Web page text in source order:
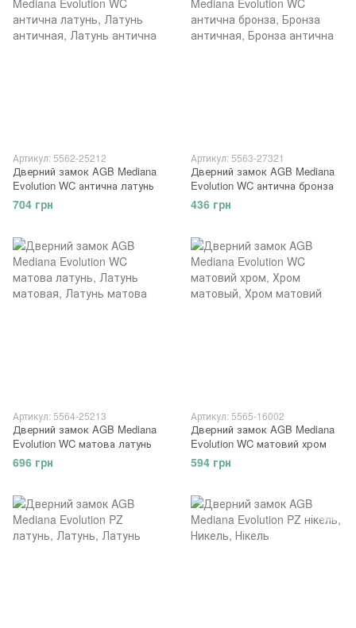
Артикул: 5562-25212
Дверний замок AGB Mediana
Evolution WC антична латунь
704 грн
Артикул: 5563-27321
Дверний замок AGB Mediana
Evolution WC антична бронза
436 грн
Артикул: 5564-25213
Дверний замок AGB Mediana
Evolution WC матова латунь
696 грн
Артикул: 5565-16002
Дверний замок AGB Mediana
Evolution WC матовий хром
594 грн